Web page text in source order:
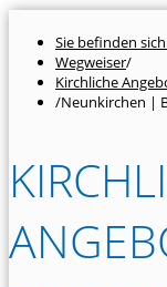
Sie befinden
Wegweiser/
Kirchliche
/Neunkirchen |